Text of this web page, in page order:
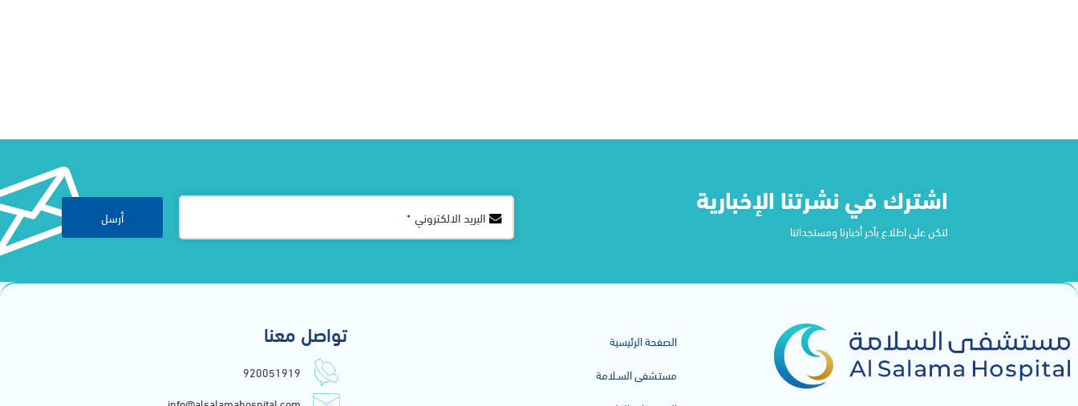
اشترك في نشرتنا الإخبارية​
لتكن على اطلاع بآخر أخبارنا ومستجداتنا
Number
*
البريد الالكتروني * أرسل
الصفحة الرئيسية
مستـشفى السـلامة
تواصل معنا
920051919